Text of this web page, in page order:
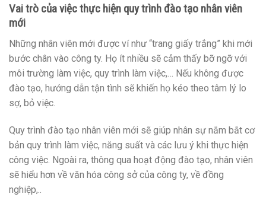
Vai trò của việc thực hiện quy trình đào tạo nhân viên
mới
Những nhân viên mới được ví như “trang giấy trắng” khi mới
bước chân vào công ty. Họ ít nhiều sẽ cảm thấy bỡ ngỡ với
môi trường làm việc, quy trình làm việc,… Nếu không được
đào tạo, hướng dẫn tận tình sẽ khiến họ kéo theo tâm lý lo
sợ, bỏ việc.
Quy trình đào tạo nhân viên mới sẽ giúp nhân sự nắm bắt cơ
bản quy trình làm việc, năng suất và các lưu ý khi thực hiện
công việc. Ngoài ra, thông qua hoạt động đào tạo, nhân viên
sẽ hiểu hơn về văn hóa công sở của công ty, về đồng
nghiệp,..